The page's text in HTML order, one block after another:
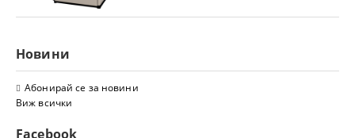
Новини
Абонирай се за новини
Виж всички
Facebook